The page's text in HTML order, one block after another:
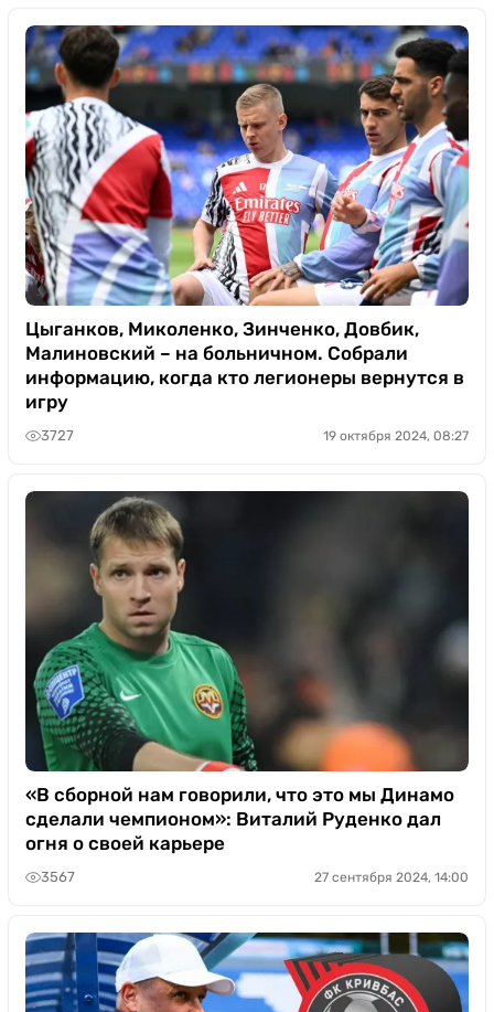
Цыганков, Миколенко, Зинченко, Довбик,
Малиновский – на больничном. Собрали
информацию, когда кто легионеры вернутся в
игру
3727 19 октября 2024, 08:27
«В сборной нам говорили, что это мы Динамо
сделали чемпионом»: Виталий Руденко дал
огня о своей карьере
3567 27 сентября 2024, 14:00